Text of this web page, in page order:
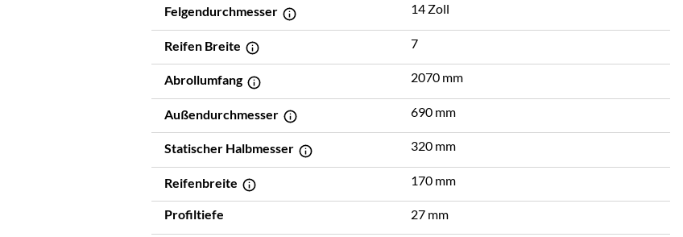
Felgendurchmesser 14 Zoll
Reifen Breite 7
Abrollumfang 2070 mm
Außendurchmesser 690 mm
Statischer Halbmesser 320 mm
Reifenbreite 170 mm
Profiltiefe 27 mm